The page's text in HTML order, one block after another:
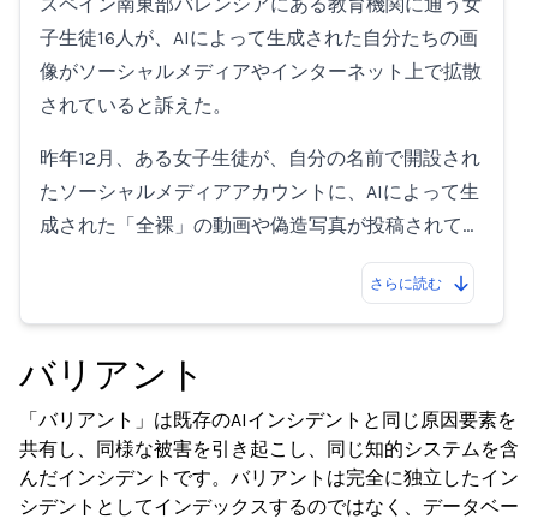
子生徒16人が、AIによって生成された自分たちの画
像がソーシャルメディアやインターネット上で拡散
されていると訴えた。
昨年12月、ある女子生徒が、自分の名前で開設され
たソーシャルメディアアカウントに、AIによって生
成された「全裸」の動画や偽造写真が投稿されて…
さらに読む
バリアント
「バリアント」は既存のAIインシデントと同じ原因要素を
共有し、同様な被害を引き起こし、同じ知的システムを含
んだインシデントです。バリアントは完全に独立したイン
シデントとしてインデックスするのではなく、データベー